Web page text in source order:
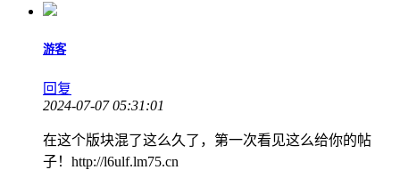
游客
回复
2024-07-07 05:31:01
在这个版块混了这么久了，第一次看见这么给你的帖
子！http://l6ulf.lm75.cn